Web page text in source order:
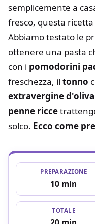
semplicemente a
fresco, questa
Abbiamo testato le
ottenere una pasta
con i pomodorini
freschezza, il tonno
extravergine d'oliva
penne ricce
solco. Ecco come
PREPARAZIONE
10 min
TOTALE